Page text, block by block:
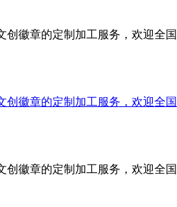
徽章的定制加工服务，欢迎全国
徽章的定制加工服务，欢迎全国
徽章的定制加工服务，欢迎全国